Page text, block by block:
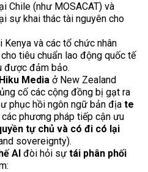
Chile (như MOSACAT) và
sự khai thác tài nguyên cho
Kenya và các tổ chức nhân
tiêu chuẩn lao động quốc tế
được đảm bảo.
Media ở New Zealand
cố các cộng đồng bị gạt ra
phục hồi ngôn ngữ bản địa te
các phương pháp tiếp cận ưu
tự chủ và có đi có lại
sovereignty).
AI đòi hỏi sự tái phân phối